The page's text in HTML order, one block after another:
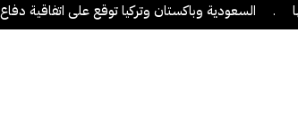
السعودية وباكستان وتركيا توقع على اتفاقية دفاع مشترك